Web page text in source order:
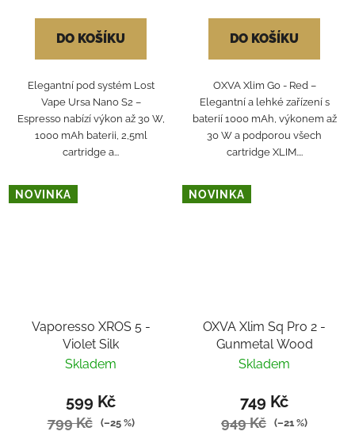
DO KOŠÍKU
Elegantní pod systém Lost
Vape Ursa Nano S2 –
Espresso nabízí výkon až 30 W,
1000 mAh baterii, 2,5ml
cartridge a...
DO KOŠÍKU
OXVA Xlim Go - Red –
Elegantní a lehké zařízení s
baterií 1000 mAh, výkonem až
30 W a podporou všech
cartridge XLIM....
NOVINKA
Vaporesso XROS 5 -
Violet Silk
Skladem
599 Kč
799 Kč (–25 %)
NOVINKA
OXVA Xlim Sq Pro 2 -
Gunmetal Wood
Skladem
749 Kč
949 Kč (–21 %)